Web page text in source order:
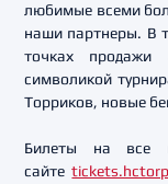
любимые всеми
наши партнеры. В
точках
символикой
Торриков, новые
Билеты на все
сайте